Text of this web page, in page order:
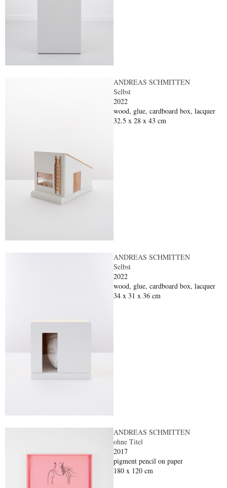
ANDREAS SCHMITTEN
Selbst
2022
wood, glue, cardboard box, lacquer
32.5 x 28 x 43 cm
ANDREAS SCHMITTEN
Selbst
2022
wood, glue, cardboard box, lacquer
34 x 31 x 36 cm
ANDREAS SCHMITTEN
ohne Titel
2017
pigment pencil on paper
180 x 120 cm